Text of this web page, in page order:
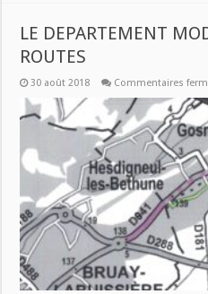
LE DEPARTEMENT
ROUTES
30 août 2018 Commentaires